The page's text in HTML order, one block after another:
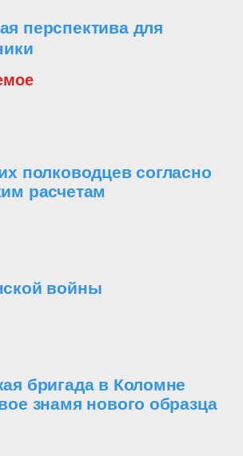
перспектива для
полководцев согласно
расчетам
войны
бригада в Коломне
знамя нового образца